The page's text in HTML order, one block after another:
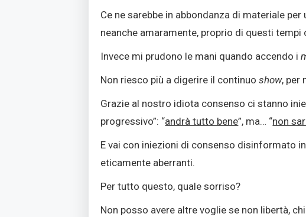
Ce ne sarebbe in abbondanza di materiale
neanche amaramente, proprio di questi
Invece mi prudono le mani quando accendo i
Non riesco più a digerire il continuoshow, per
Grazie al nostro idiota consenso ci stanno
progressivo”: “andrà tutto bene”, ma… “non
E vai con iniezioni di consenso disinformato
eticamente aberranti.
Per tutto questo, quale sorriso?
Non posso avere altre voglie se non libertà,